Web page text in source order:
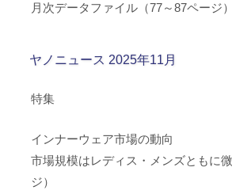
月次データファイル（77～87ページ）
ヤノニュース 2025年11月
特集
インナーウェア市場の動向
市場規模はレディス・メンズともに
ジ）